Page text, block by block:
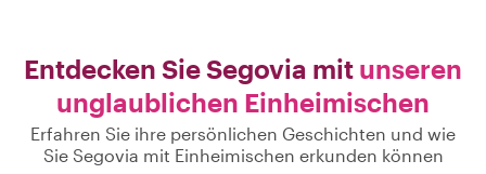
großartiges Erlebnis."
Entdecken Sie Segovia mit unseren
unglaublichen Einheimischen
Erfahren Sie ihre persönlichen Geschichten und wie
Sie Segovia mit Einheimischen erkunden können